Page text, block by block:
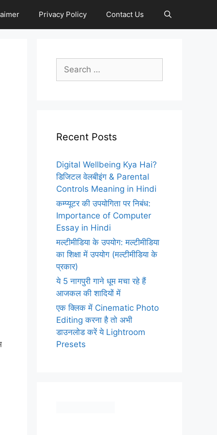
Privacy Policy Contact Us
Search
for:
Recent Posts
Digital Wellbeing Kya Hai?
डिजिटल वेलबीइंग & Parental
Controls Meaning in Hindi
कम्प्यूटर की उपयोगिता पर निबंध:
Importance of Computer
Essay in Hindi
मल्टीमीडिया के उपयोग: मल्टीमीडिया
का शिक्षा में उपयोग (मल्टीमीडिया के
प्रकार)
ये 5 नागपुरी गाने धूम मचा रहे हैं
आजकल की शादियों में
एक क्लिक में Cinematic Photo
Editing करना है तो अभी
डाउनलोड करें ये Lightroom
Presets